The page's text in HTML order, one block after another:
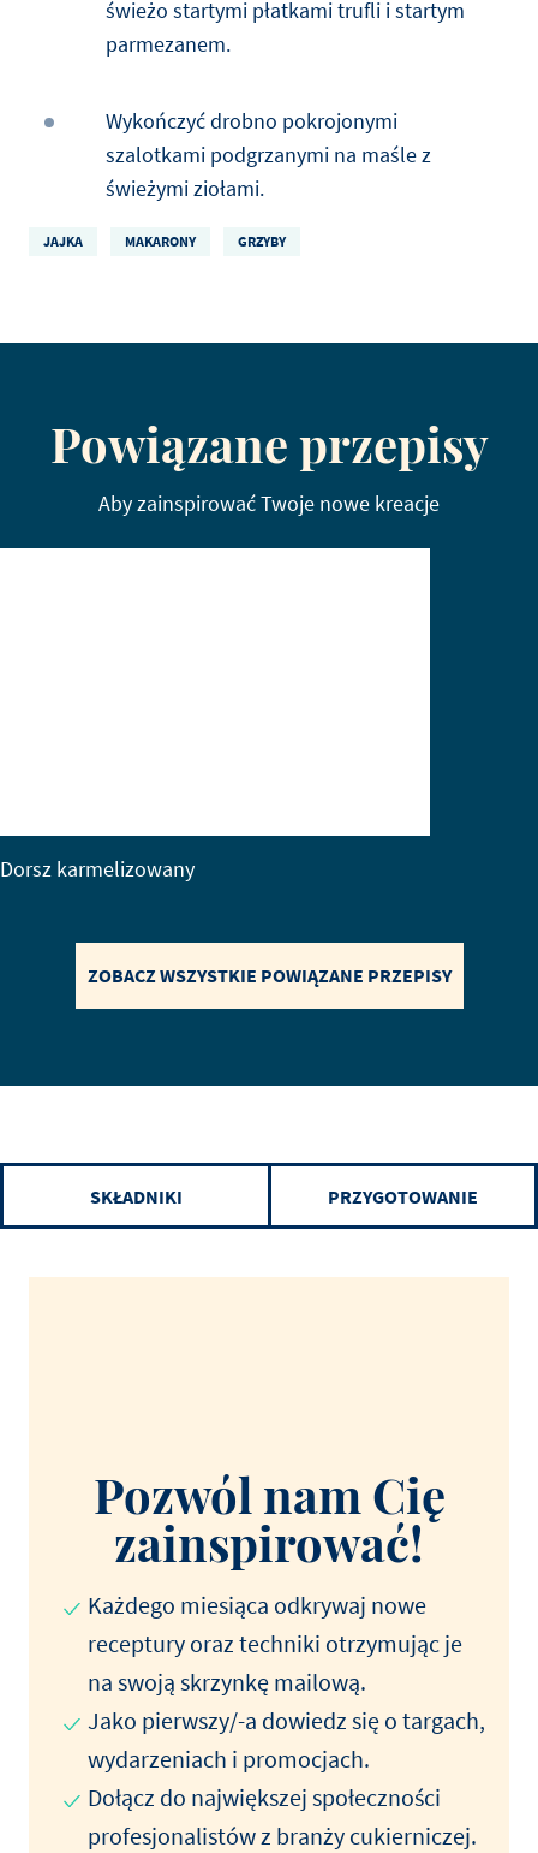
świeżo startymi płatkami trufli i startym
parmezanem.
Wykończyć drobno pokrojonymi
szalotkami podgrzanymi na maśle z
świeżymi ziołami.
JAJKA MAKARONY GRZYBY
Powiązane przepisy
Aby zainspirować Twoje nowe kreacje
Dorsz karmelizowany
ZOBACZ WSZYSTKIE POWIĄZANE PRZEPISY
SKŁADNIKI PRZYGOTOWANIE
Pozwól nam Cię
zainspirować!
Każdego miesiąca odkrywaj nowe
receptury oraz techniki otrzymując je
na swoją skrzynkę mailową.
Jako pierwszy/-a dowiedz się o targach,
wydarzeniach i promocjach.
Dołącz do największej społeczności
profesjonalistów z branży cukierniczej.